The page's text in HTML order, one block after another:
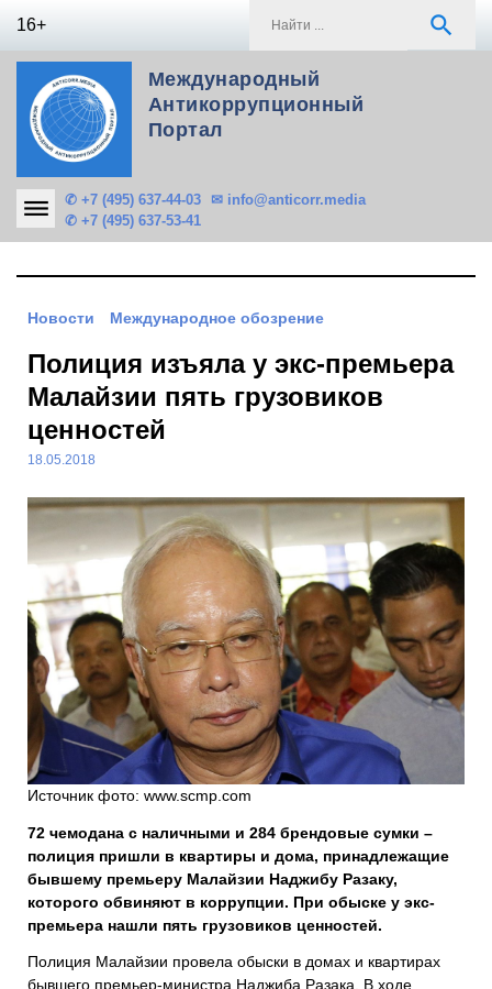
16+ search
Международный
Антикоррупционный
Портал
✆ +7 (495) 637-44-03
✆ +7 (495) 637-53-41
✉ info@anticorr.media
Новости Международное обозрение
Полиция изъяла у экс-премьера
Малайзии пять грузовиков
ценностей
18.05.2018
Источник фото: www.scmp.com
72 чемодана с наличными и 284 брендовые сумки –
полиция пришли в квартиры и дома, принадлежащие
бывшему премьеру Малайзии Наджибу Разаку,
которого обвиняют в коррупции. При обыске у экс-
премьера нашли пять грузовиков ценностей.
Полиция Малайзии провела обыски в домах и квартирах
бывшего премьер-министра Наджиба Разака. В ходе